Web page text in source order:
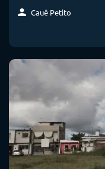
Cauê Petito